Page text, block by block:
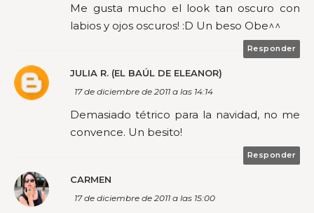
Me gusta mucho el look tan oscuro con
labios y ojos oscuros! :D Un beso Obe^^
Responder
JULIA R. (EL BAÚL DE ELEANOR)
17 de diciembre de 2011 a las 14:14
Demasiado tétrico para la navidad, no me
convence. Un besito!
Responder
CARMEN
17 de diciembre de 2011 a las 15:00